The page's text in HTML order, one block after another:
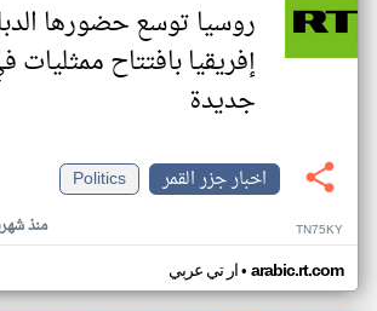
روسيا توسع حضورها
جديدة
اخبار جزر القمر
Politics
منذ TN75KY
ار تي عربي• arabic.rt.com